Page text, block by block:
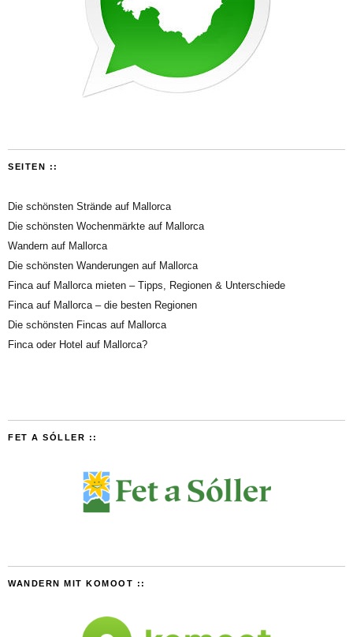
SEITEN ::
Die schönsten Strände auf Mallorca
Die schönsten Wochenmärkte auf Mallorca
Wandern auf Mallorca
Die schönsten Wanderungen auf Mallorca
Finca auf Mallorca mieten – Tipps, Regionen & Unterschiede
Finca auf Mallorca – die besten Regionen
Die schönsten Fincas auf Mallorca
Finca oder Hotel auf Mallorca?
FET A SÓLLER ::
WANDERN MIT KOMOOT ::